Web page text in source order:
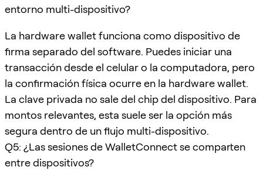
entorno multi-dispositivo?
La hardware wallet funciona como dispositivo de
firma separado del software. Puedes iniciar una
transacción desde el celular o la computadora, pero
la confirmación física ocurre en la hardware wallet.
La clave privada no sale del chip del dispositivo. Para
montos relevantes, esta suele ser la opción más
segura dentro de un flujo multi-dispositivo.
Q5: ¿Las sesiones de WalletConnect se comparten
entre dispositivos?